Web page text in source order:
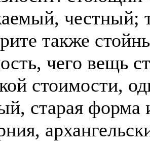
честный;
также
чего вещь
стоимости,
старая форма